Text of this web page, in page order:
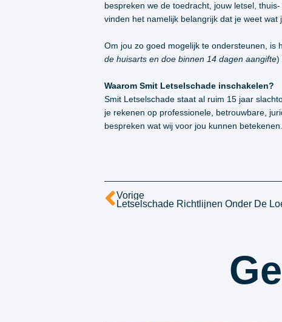
bespreken we de toedracht, jouw letsel,
vinden het namelijk belangrijk dat je weet wat
Om jou zo goed mogelijk te ondersteunen, is
de huisarts en doe binnen 14 dagen aangifte)
Waarom Smit Letselschade inschakelen?
Smit Letselschade staat al ruim 15 jaar
je rekenen op professionele, betrouwbare,
bespreken wat wij voor jou kunnen betekenen.
Vorige